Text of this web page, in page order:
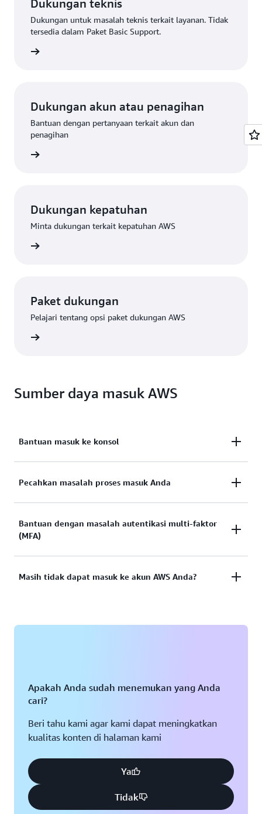
Dukungan teknis
Dukungan untuk masalah teknis terkait layanan. Tidak
tersedia dalam Paket Basic Support.
Dukungan akun atau penagihan
Bantuan dengan pertanyaan terkait akun dan
penagihan
Dukungan kepatuhan
Minta dukungan terkait kepatuhan AWS
Paket dukungan
Pelajari tentang opsi paket dukungan AWS
Sumber daya masuk AWS
Bantuan masuk ke konsol
Perlu bantuan untuk masuk ke Konsol Manajemen
Lihat dokumentasi
Pecahkan masalah proses masuk Anda
Mencoba masuk, tetapi kredensialnya tidak
berfungsi? Atau tidak memiliki kredensial untuk
Lihat solusi
Bantuan dengan masalah autentikasi multi-faktor
(MFA)
Perangkat Autentikasi Multi-Faktor (MFA) hilang
Lihat solusi
Masih tidak dapat masuk ke akun AWS Anda?
Apakah Anda sudah menemukan yang Anda
cari?
Beri tahu kami agar kami dapat meningkatkan
kualitas konten di halaman kami
Ya
Tidak